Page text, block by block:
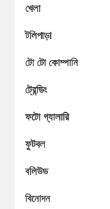
খেলা
টলিপাড়া
টো টো কোম্পানি
ট্রেন্ডিং
ফটো গ্যালারি
ফুটবল
বলিউড
বিনোদন